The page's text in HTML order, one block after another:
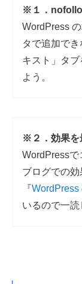
※１．
WordPress
タで追加で
キスト」タ
よう。
※２．効果を
WordPressで
ブログでの
『WordPress
いるので一読